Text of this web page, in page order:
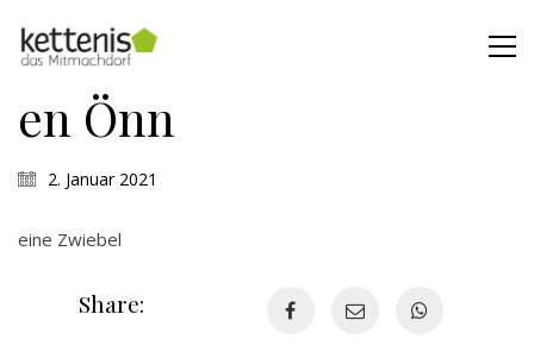
en Önn
2. Januar 2021
eine Zwiebel
Share: